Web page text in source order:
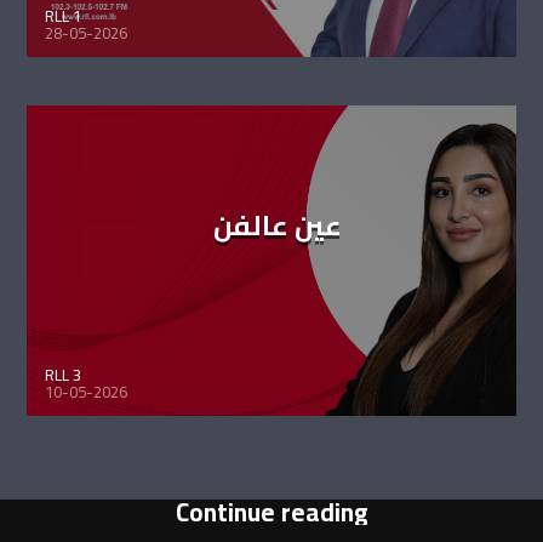
RLL 1
28-05-2026
عين عالفن
RLL 3
10-05-2026
Continue reading